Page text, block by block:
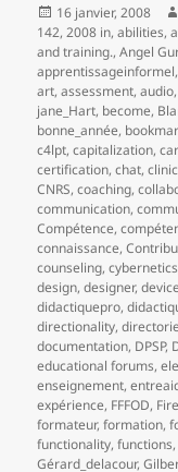
Publié
le
16 janvier, 2008
142,2008 in,abilities,
and training.,Angel
apprentissageinformel
art,assessment,audio
jane_Hart, become,
bonne_année,
c4lpt,capitalization,
certification,chat,
CNRS,coaching,
communication,
Compétence,
connaissance,
counseling,cybernetics
design,designer,
didactiquepro,
directionality,
documentation, DPSP,
educational forums,
enseignement,
expérience, FFFOD,
formateur,formation,
functionality,functions
Gérard_delacour,